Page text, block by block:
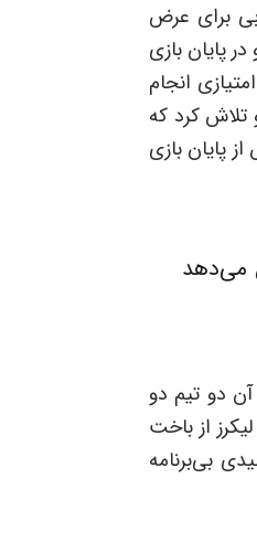
برای عرض
کند و در پایان بازی
و کوینگتون در این میان ۴ پرتاب سه امتیازی انجام
تلاش کرد که
پایان بازی
می‌دهد
در آن دو تیم دو
لس آنجلس لیکرز از باخت
بی‌برنامه